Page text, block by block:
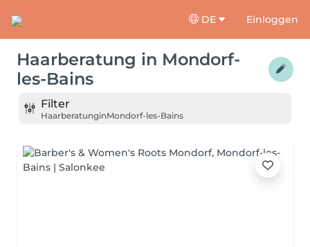
DE Einloggen
Haarberatung in Mondorf-
les-Bains
Filter
HaarberatunginMondorf-les-Bains